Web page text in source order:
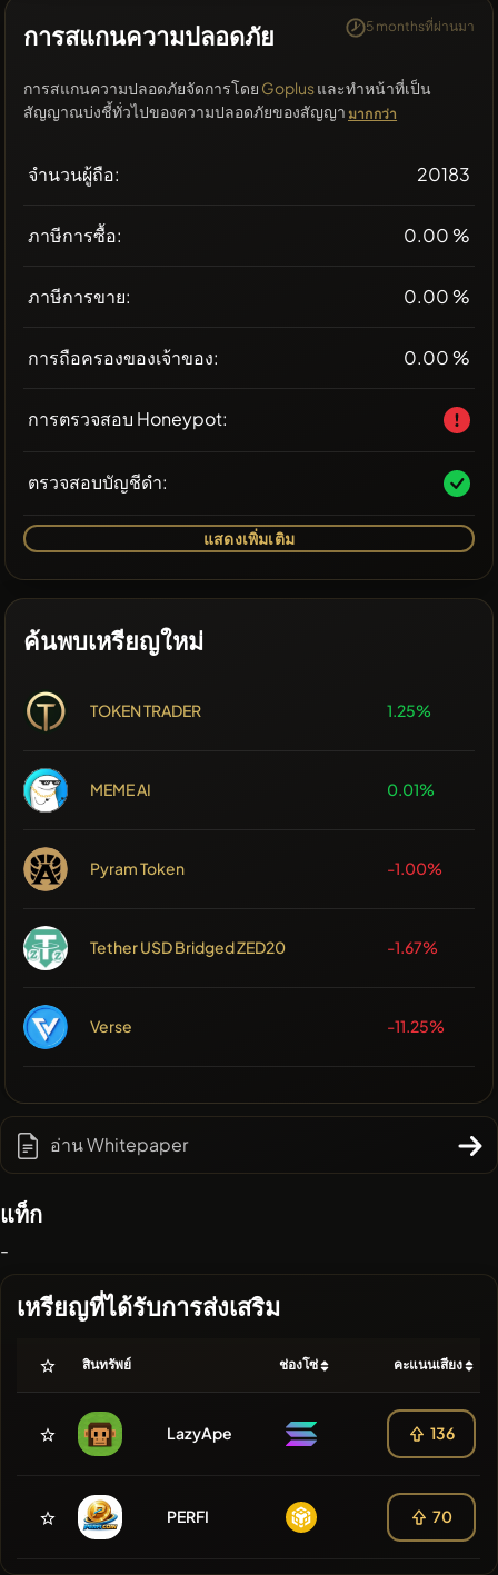
การสแกนความปลอดภัย 5 monthsที่ผ่านมา
การสแกนความปลอดภัยจัดการโดย Goplusและทำหน้าที่เป็น
สัญญาณบ่งชี้ทั่วไปของความปลอดภัยของสัญญา มากกว่า
จำนวนผู้ถือ: 20183
ภาษีการซื้อ: 0.00 %
ภาษีการขาย: 0.00 %
การถือครองของเจ้าของ: 0.00 %
การตรวจสอบ Honeypot:
ตรวจสอบบัญชีดำ:
แสดงเพิ่มเติม
ค้นพบเหรียญใหม่
TOKEN TRADER 1.25%
MEME AI 0.01%
Pyram Token -1.00%
Tether USD Bridged ZED20 -1.67%
Verse -11.25%
อ่าน Whitepaper
แท็ก
-
เหรียญที่ได้รับการส่งเสริม
สินทรัพย์ ช่องโซ่ คะแนนเสียง
LazyApe 136
PERFI 70